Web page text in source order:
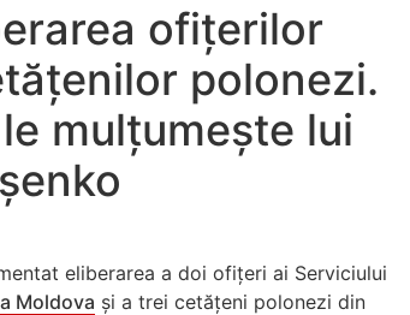
ofițerilor
polonezi.
mulțumește lui
eliberarea a doi ofițeri ai Serviciului
Moldova și a trei cetățeni polonezi din